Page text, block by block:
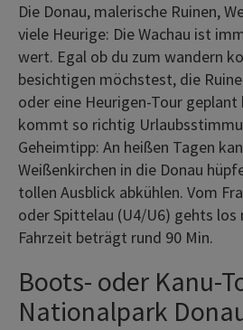
Die Donau, malerische Ruinen,
viele Heurige: Die Wachau ist
wert. Egal ob du zum wandern
besichtigen möchstest, die
oder eine Heurigen-Tour geplant
kommt so richtig
Geheimtipp: An heißen Tagen
Weißenkirchen in die Donau
tollen Ausblick abkühlen. Vom
oder Spittelau (U4/U6) gehts los
Fahrzeit beträgt rund 90 Min.
Boots- oder Kanu-
Nationalpark